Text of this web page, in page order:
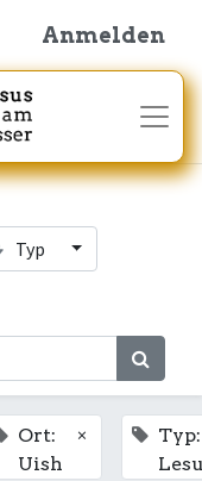
Anmelden
Typ
Ort:
Uish
×
Typ: